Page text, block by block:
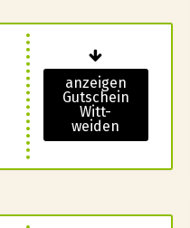
anzeigen
Gutschein
Witt-
weiden